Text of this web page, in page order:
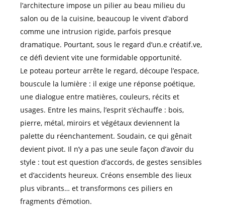
l’architecture impose un pilier au beau milieu du
salon ou de la cuisine, beaucoup le vivent d’abord
comme une intrusion rigide, parfois presque
dramatique. Pourtant, sous le regard d’un.e créatif.ve,
ce défi devient vite une formidable opportunité.
Le poteau porteur arrête le regard, découpe l’espace,
bouscule la lumière : il exige une réponse poétique,
une dialogue entre matières, couleurs, récits et
usages. Entre les mains, l’esprit s’échauffe : bois,
pierre, métal, miroirs et végétaux deviennent la
palette du réenchantement. Soudain, ce qui gênait
devient pivot. Il n’y a pas une seule façon d’avoir du
style : tout est question d’accords, de gestes sensibles
et d’accidents heureux. Créons ensemble des lieux
plus vibrants… et transformons ces piliers en
fragments d’émotion.